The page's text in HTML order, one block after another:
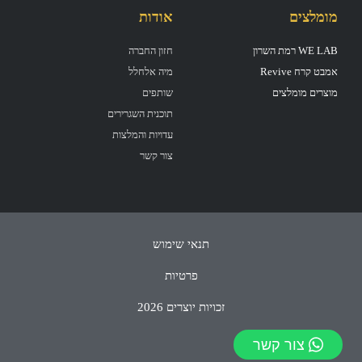
מומלצים
WE LAB רמת השרון
אמבט קרח Revive
מוצרים מומלצים
אודות
חזון החברה
מיה אלחלל
שותפים
תוכנית השגרירים
עדויות והמלצות
צור קשר
תנאי שימוש
פרטיות
זכויות יוצרים 2026
צור קשר